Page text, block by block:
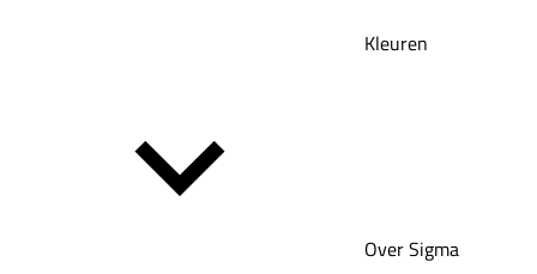
Kleuren
Over Sigma